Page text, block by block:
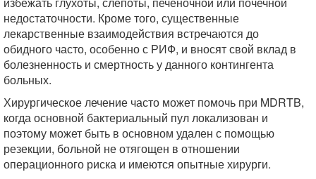
недостаточности. Кроме того, существенные
лекарственные взаимодействия встречаются до
обидного часто, особенно с РИФ, и вносят свой вклад в
болезненность и смертность у данного контингента
больных.
Хирургическое лечение часто может помочь при MDRTB,
когда основной бактериальный пул локализован и
поэтому может быть в основном удален с помощью
резекции, больной не отягощен в отношении
операционного риска и имеются опытные хирурги.